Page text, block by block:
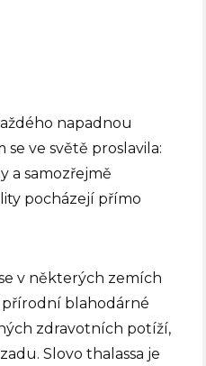
napadnou
se ve světě proslavila:
a samozřejmě
pocházejí přímo
v některých zemích
blahodárné
zdravotních potíží,
Slovo thalassa je